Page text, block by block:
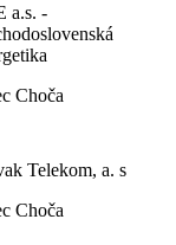
a.s. -
Choča
Telekom, a. s
Choča